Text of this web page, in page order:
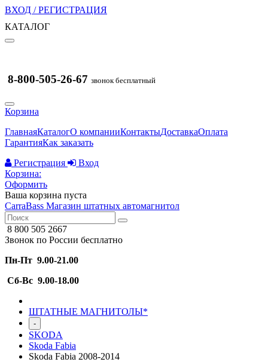
ВХОД / РЕГИСТРАЦИЯ
КАТАЛОГ
8-800-505-26-67 звонок бесплатный
Корзина
ГлавнаяКаталогО компанииКонтактыДоставкаОплата
ГарантияКак заказать
Регистрация
Вход
Корзина:
Оформить
Ваша корзина пуста
CarraBass Магазин штатных автомагнитол
8 800 505 2667
Звонок по России бесплатно
Пн-Пт 9.00-21.00
Сб-Вс 9.00-18.00
ШТАТНЫЕ МАГНИТОЛЫ*
-
SKODA
Skoda Fabia
Skoda Fabia 2008-2014